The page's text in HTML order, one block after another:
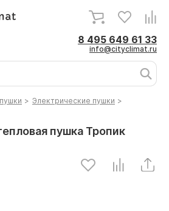
8 495 649 61 33
info@cityclimat.ru
> Электрические пушки >
пушка Тропик